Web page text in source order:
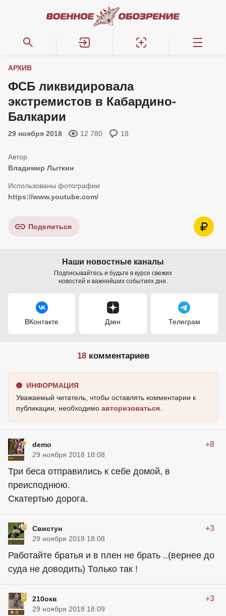
АРХИВ
ФСБ ликвидировала
экстремистов в Кабардино-
Балкарии
29 ноября 2018 12 780 18
Владимир Лыткин
https://www.youtube.com/
Поделиться
Наши новостные каналы
Подписывайтесь и будьте в курсе свежих
новостей и важнейших событиях дня.
ВКонтакте Дзен Телеграм
18комментариев
ИНФОРМАЦИЯ
Уважаемый читатель, чтобы оставлять комментарии к
публикации, необходимо авторизоваться
demo +8
29 ноября 2018 18:08
Три беса отправились к себе домой, в
преисподнюю.
Скатертью дорога.
Свистун +3
29 ноября 2018 18:08
Работайте братья и в плен не брать ..(вернее до
суда не доводить) Только так !
210окв +3
29 ноября 2018 18:09